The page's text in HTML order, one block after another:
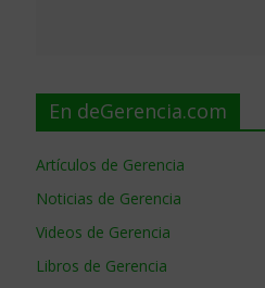
En deGerencia.com
Artículos de Gerencia
Noticias de Gerencia
Videos de Gerencia
Libros de Gerencia